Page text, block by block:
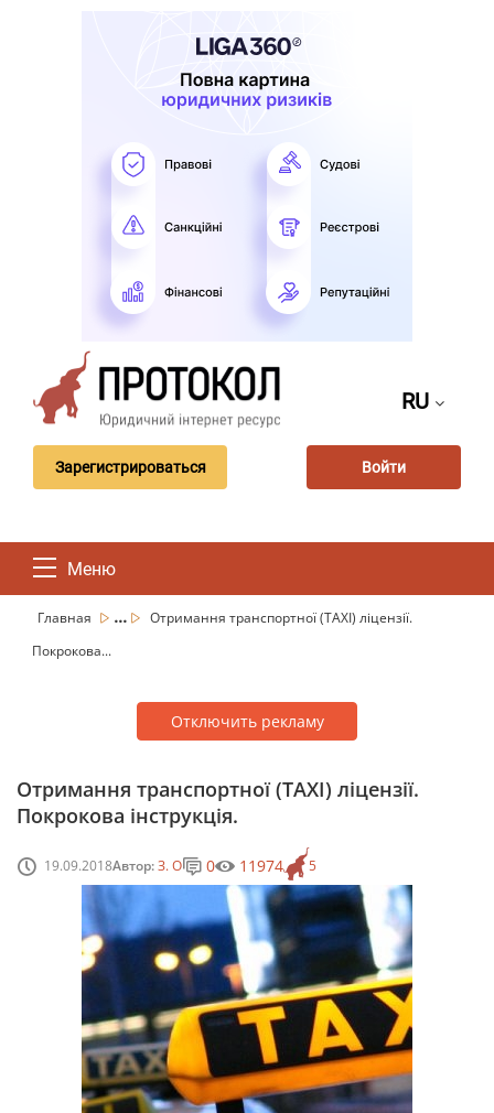
RU
Зарегистрироваться Войти
Меню
Главная ...
Отримання транспортної (TAXI) ліцензії.
Покрокова...
Отключить рекламу
Отримання транспортної (TAXI) ліцензії.
Покрокова інструкція.
19.09.2018Автор:З. О 5
0 11974